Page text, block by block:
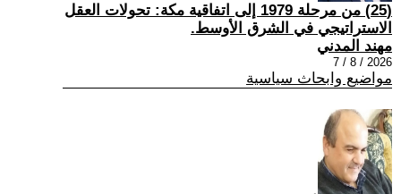
(25) من مرحلة 1979 إلى اتفاقية مكة: تحولات العقل
الاستراتيجي في الشرق الأوسط.
مهند المدني
2026 / 8 / 7
مواضيع وابحاث سياسية